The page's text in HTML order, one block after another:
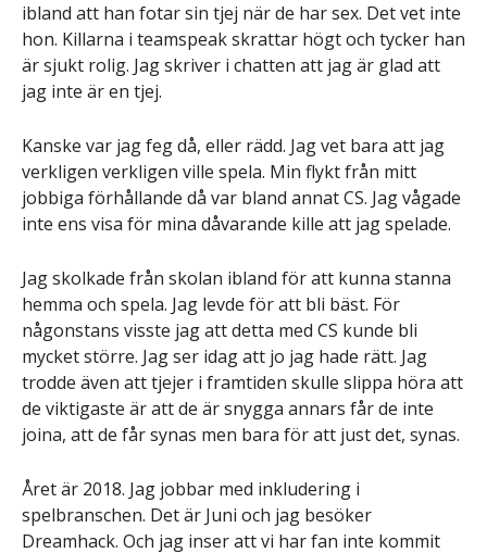
ibland att han fotar sin tjej när de har sex. Det vet inte
hon. Killarna i teamspeak skrattar högt och tycker han
är sjukt rolig. Jag skriver i chatten att jag är glad att
jag inte är en tjej.
Kanske var jag feg då, eller rädd. Jag vet bara att jag
verkligen verkligen ville spela. Min flykt från mitt
jobbiga förhållande då var bland annat CS. Jag vågade
inte ens visa för mina dåvarande kille att jag spelade.
Jag skolkade från skolan ibland för att kunna stanna
hemma och spela. Jag levde för att bli bäst. För
någonstans visste jag att detta med CS kunde bli
mycket större. Jag ser idag att jo jag hade rätt. Jag
trodde även att tjejer i framtiden skulle slippa höra att
de viktigaste är att de är snygga annars får de inte
joina, att de får synas men bara för att just det, synas.
Året är 2018. Jag jobbar med inkludering i
spelbranschen. Det är Juni och jag besöker
Dreamhack. Och jag inser att vi har fan inte kommit